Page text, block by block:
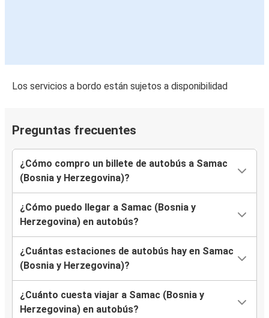
Los servicios a bordo están sujetos a disponibilidad
Preguntas frecuentes
¿Cómo compro un billete de autobús a Samac
(Bosnia y Herzegovina)?
¿Cómo puedo llegar a Samac (Bosnia y
Herzegovina) en autobús?
¿Cuántas estaciones de autobús hay en Samac
(Bosnia y Herzegovina)?
¿Cuánto cuesta viajar a Samac (Bosnia y
Herzegovina) en autobús?